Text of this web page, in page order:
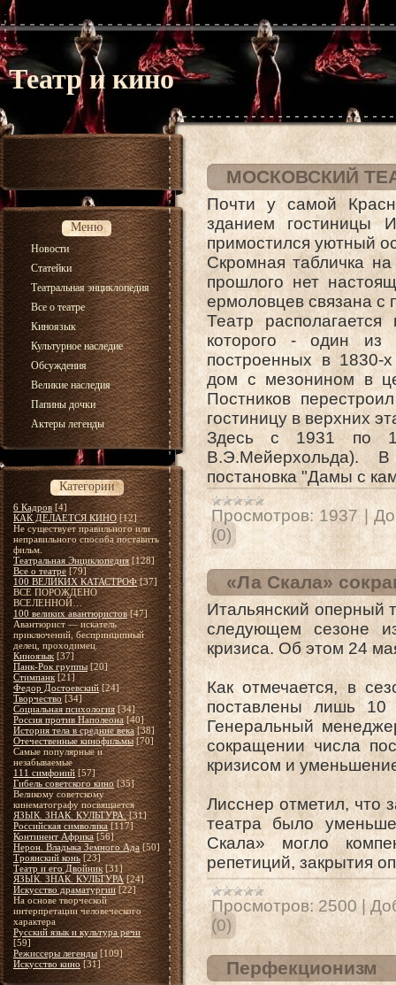
Театр и кино
Меню
Новости
Статейки
Театральная энциклопедия
Все о театре
Киноязык
Культурное наследие
Обсуждения
Великие наследия
Папины дочки
Актеры легенды
Категории
6 Кадров [4]
КАК ДЕЛАЕТСЯ КИНО [12]
Не существует правильного или
неправильного способа поставить
фильм.
Театральная Энциклопедия [128]
Все о театре [79]
100 ВЕЛИКИХ КАТАСТРОФ [37]
ВСЕ ПОРОЖДЕНО
ВСЕЛЕННОЙ…
100 великих авантюристов [47]
Авантюрист — искатель
приключений, беспринципный
делец, проходимец.
Киноязык [37]
Панк-Рок группы [20]
Стимпанк [21]
Федор Достоевский [24]
Творчество [34]
Социальная психология [34]
Россия против Наполеона [40]
История тела в средние века [38]
Отечественные кинофильмы [70]
Самые популярные и
незабываемые
111 симфоний [57]
Гибель советского кино [35]
Великому советскому
кинематографу посвящается
ЯЗЫК. ЗНАК. КУЛЬТУРА. [31]
Российская символика [117]
Континент Африка [56]
Нерон. Владыка Земного Ада [50]
Троянский конь [23]
Театр и его Двойник [31]
ЯЗЫК. ЗНАК. КУЛЬТУРА [24]
Искусство драматургии [22]
На основе творческой
интерпретации человеческого
характера
Русский язык и культура речи
[59]
Режиссеры легенды [109]
Искусство кино [31]
МОСКОВСКИЙ
Почти у самой
зданием гостиницы
примостился уютный
Скромная табличка
прошлого нет
ермоловцев связана
Театр
которого - один из
построенных в 1830-
дом с мезонином в
Постников
гостиницу в верхних
Здесь с 1931 по
В.Э.Мейерхольда).
постановка "Дамы с
Просмотров: 1937 |
(0)
«Ла Скала»
Итальянский оперный
следующем сезоне
кризиса. Об этом 24
Как отмечается, в
поставлены лишь
Генеральный
сокращении числа
кризисом и
Лисснер отметил, что
театра было
Скала» могло
репетиций, закрытия
Просмотров: 2500 |
(0)
Перфекционизм